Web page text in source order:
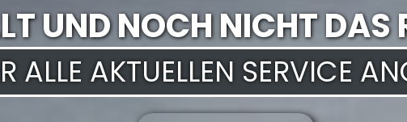
UND NOCH NICHT DAS
ALLE AKTUELLEN SERVICE